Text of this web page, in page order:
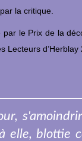
la critique.
le Prix de la
Lecteurs d’Herblay
elle, blottie